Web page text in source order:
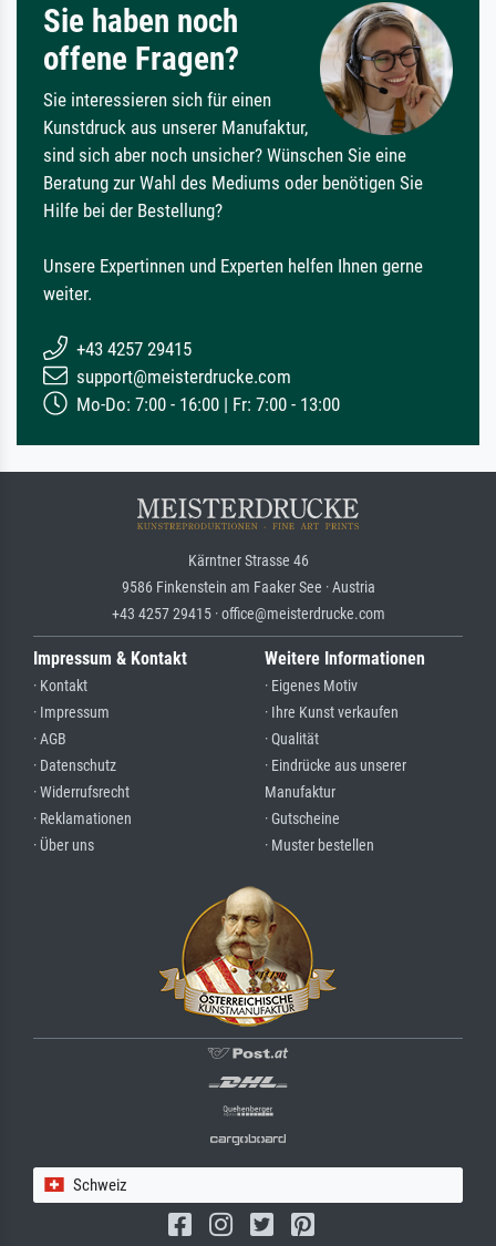
Sie haben noch
offene Fragen?
Sie interessieren sich für einen
Kunstdruck aus unserer Manufaktur,
sind sich aber noch unsicher? Wünschen Sie eine
Beratung zur Wahl des Mediums oder benötigen Sie
Hilfe bei der Bestellung?
Unsere Expertinnen und Experten helfen Ihnen gerne
weiter.
+43 4257 29415
support@meisterdrucke.com
Mo-Do: 7:00 - 16:00 | Fr: 7:00 - 13:00
Kärntner Strasse 46
9586 Finkenstein am Faaker See · Austria
+43 4257 29415 · office@meisterdrucke.com
Impressum & Kontakt
· Kontakt
· Impressum
· AGB
· Datenschutz
· Widerrufsrecht
· Reklamationen
· Über uns
Weitere Informationen
· Eigenes Motiv
· Ihre Kunst verkaufen
· Qualität
· Eindrücke aus unserer
Manufaktur
· Gutscheine
· Muster bestellen
Schweiz